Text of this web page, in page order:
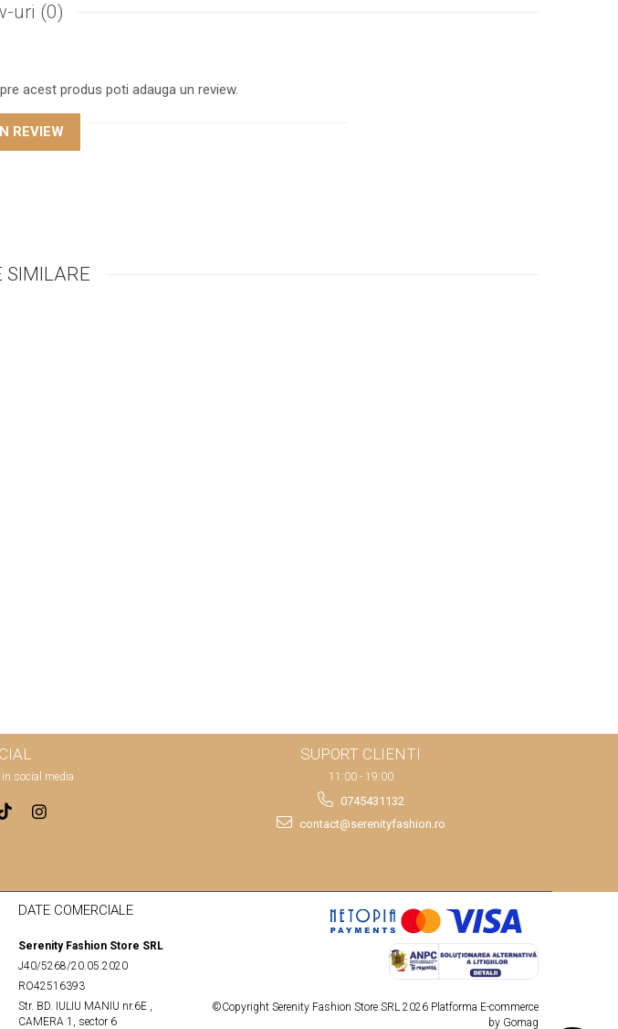
uri (0)
acest produs poti adauga un review.
REVIEW
SIMILARE
in social media
SUPORT CLIENTI
11:00 - 19:00
0745431132
contact@serenityfashion.ro
DATE COMERCIALE
Serenity Fashion Store SRL
J40/5268/20.05.2020
RO42516393
Str. BD. IULIU MANIU nr.6E ,
CAMERA 1, sector 6
©Copyright Serenity Fashion Store SRL 2026 Platforma E-commerce
by Gomag